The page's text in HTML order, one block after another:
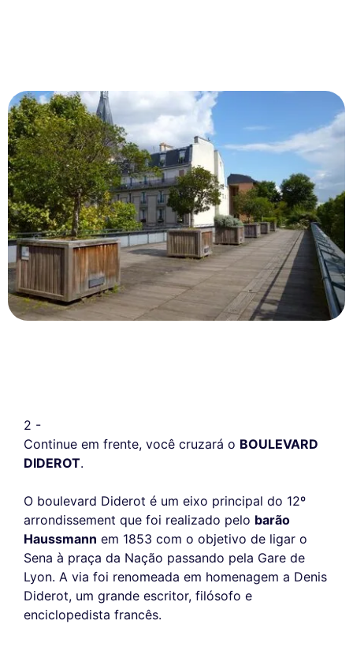
2 -
Continue em frente, você cruzará o BOULEVARD
DIDEROT.
O boulevard Diderot é um eixo principal do 12º
arrondissement que foi realizado pelo barão
Haussmann em 1853 com o objetivo de ligar o
Sena à praça da Nação passando pela Gare de
Lyon. A via foi renomeada em homenagem a Denis
Diderot, um grande escritor, filósofo e
enciclopedista francês.